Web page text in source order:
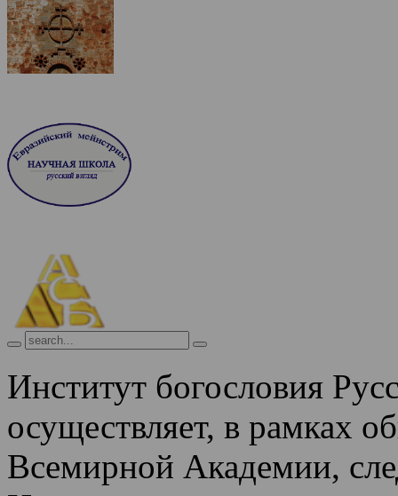
Институт богословия
осуществляет, в рамках
Всемирной Академии,